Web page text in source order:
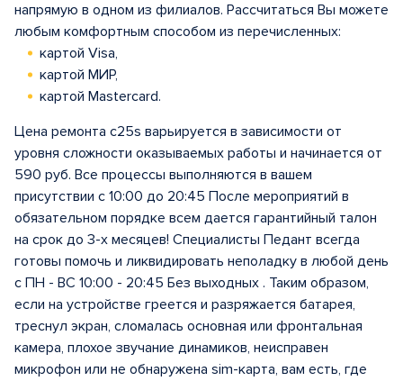
напрямую в одном из филиалов. Рассчитаться Вы можете
любым комфортным способом из перечисленных:
картой Visa,
картой МИР,
картой Mastercard.
Цена ремонта c25s варьируется в зависимости от
уровня сложности оказываемых работы и начинается от
590 руб. Все процессы выполняются в вашем
присутствии с 10:00 до 20:45 После мероприятий в
обязательном порядке всем дается гарантийный талон
на срок до 3-х месяцев! Специалисты Педант всегда
готовы помочь и ликвидировать неполадку в любой день
с ПН - ВС 10:00 - 20:45 Без выходных . Таким образом,
если на устройстве греется и разряжается батарея,
треснул экран, сломалась основная или фронтальная
камера, плохое звучание динамиков, неисправен
микрофон или не обнаружена sim-карта, вам есть, где